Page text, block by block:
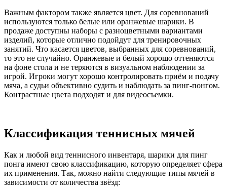
Важным фактором также является цвет. Для соревнований
используются только белые или оранжевые шарики. В
продаже доступны наборы с разноцветными вариантами
изделий, которые отлично подойдут для тренировочных
занятий. Что касается цветов, выбранных для соревнований,
то это не случайно. Оранжевые и белый хорошо оттеняются
на фоне стола и не теряются в визуальном наблюдении за
игрой. Игроки могут хорошо контролировать приём и подачу
мяча, а судьи объективно судить и наблюдать за пинг-понгом.
Контрастные цвета подходят и для видеосъемки.
Классификация теннисных мячей
Как и любой вид теннисного инвентаря, шарики для пинг
понга имеют свою классификацию, которую определяет сфера
их применения. Так, можно найти следующие типы мячей в
зависимости от количества звёзд: